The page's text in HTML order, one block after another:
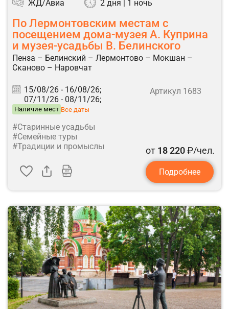
ЖД/Авиа 2 дня | 1 ночь
По Лермонтовским местам с
посещением дома-музея А. Куприна
и музея-усадьбы В. Белинского
Пенза – Белинский – Лермонтово – Мокшан –
Сканово – Наровчат
15/08/26 - 16/08/26;
07/11/26 - 08/11/26;
Наличие мест Все даты
Артикул 1683
#Старинные усадьбы
#Семейные туры
#Традиции и промыслы
от 18 220₽/чел.
Подробнее